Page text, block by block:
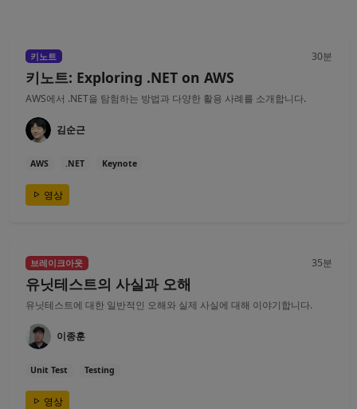
키노트 30분
키노트: Exploring .NET on AWS
AWS에서 .NET을 탐험하는 방법과 다양한 활용 사례를 소개합니다.
김순근
AWS .NET Keynote
영상
브레이크아웃 35분
유닛테스트의 사실과 오해
유닛테스트에 대한 일반적인 오해와 실제 사실에 대해 이야기합니다.
이종훈
Unit Test Testing
영상